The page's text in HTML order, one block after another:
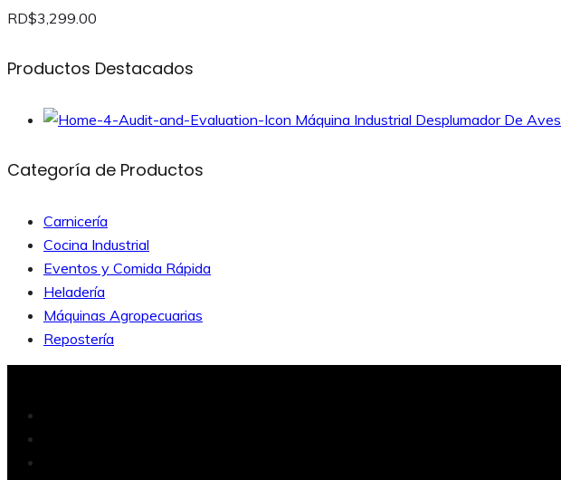
RD$3,299.00
Productos Destacados
Máquina Industrial Desplumador De Aves
Categoría de Productos
Carnicería
Cocina Industrial
Eventos y Comida Rápida
Heladería
Máquinas Agropecuarias
Repostería